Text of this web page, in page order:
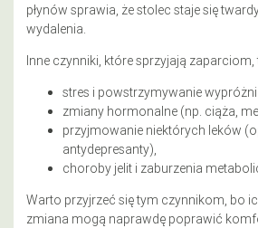
płynów sprawia, że stolec staje się
wydalenia.
Inne czynniki, które sprzyjają
stres i powstrzymywanie
zmiany hormonalne (np. ciąża,
przyjmowanie niektórych leków
antydepresanty),
choroby jelit i zaburzenia
Warto przyjrzeć się tym czynnikom, bo
zmiana mogą naprawdę poprawić